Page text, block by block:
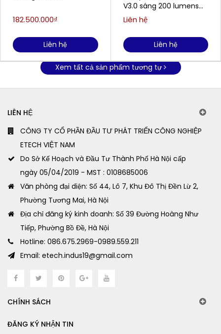
182.500.000₫
Liên hệ
V3.0 sáng 200 lumens
chiếu xa 78m
Liên hệ
Liên hệ
Xem tất cả sản phẩm tương tự
LIÊN HỆ
CÔNG TY CỔ PHẦN ĐẦU TƯ PHÁT TRIỂN CÔNG NGHIỆP
ETECH VIỆT NAM
Do Sở Kế Hoạch và Đầu Tư Thành Phố Hà Nội cấp
ngày 05/04/2019 - MST : 0108685006
Văn phòng đại diện: Số 44, Lô 7, Khu Đô Thị Đền Lừ 2,
Phường Tương Mai, Hà Nội
Địa chỉ đăng ký kinh doanh: Số 39 Đường Hoàng Như
Tiếp, Phường Bồ Đề, Hà Nội
Hotline: 086.675.2969-0989.559.211
Email: etech.indus19@gmail.com
CHÍNH SÁCH
ĐĂNG KÝ NHẬN TIN